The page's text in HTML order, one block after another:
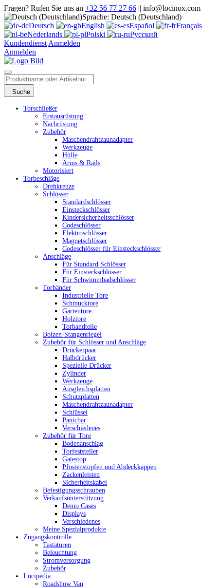
Fragen? Rufen Sie uns an +32 56 77 27 66 || info@locinox.com
Sprache: Deutsch (Deutschland)
Deutsch
English Español
Français
Nederlands
Polski
Русский
Kundendienst Anmelden
Anmelden
Suche
Torschließer
Erstausrüstung
Nachrüstung
Zubehör
Maschendrahtzaunadapter
Werkzeuge
Hülle
Arms & Rails
Motorisiert
Torbeschläge
Drehkreuze
Schlösser
Standardschlösser
Einsteckschlösser
Kindersicherheitsschlösser
Codeschlösser
Elektroschlösser
Magnetschlösser
Codeschlösser für Einsteckschlösser
Anschläge
Für Standard Schlösser
Für Einsteckschlösser
Für Schwimmbadschlösser
Torbänder
Industrielle Tore
Schmucktore
Gartentore
Holztore
Torbandteile
Bolzen-Stangenriegel
Zubehör für Schlösser und Anschläge
Drückerpaar
Halbdrücker
Spezielle Drücker
Zylinder
Werkzeuge
Ausgleichsplatten
Schutzplatten
Maschendrahtzaunadapter
Schlüssel
Panicbar
Verschiedenes
Zubehör für Tore
Bodenanschlag
Torfeststeller
Gatestop
Pfostenstopfen und Abdeckkappen
Zackenleisten
Sicherheitskabel
Befestigungsschrauben
Verkaufsunterstützung
Demo Cases
Displays
Verschiedenes
Meine Spezialprodukte
Zugangskontrolle
Tastaturen
Beleuchtung
Stromversorgung
Zubehör
Locipedia
Roadshow Van